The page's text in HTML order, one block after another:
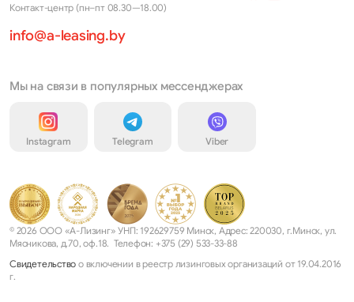
Контакт-центр (пн–пт 08.30—18.00)
info@a-leasing.by
Мы на связи в популярных мессенджерах
Instagram Telegram Viber
© 2026 ООО «А-Лизинг» УНП: 192629759 Минск, Адрес: 220030, г.Минск, ул.
Мясникова, д.70, оф.18. Телефон: +375 (29) 533-33-88
Свидетельство о включении в реестр лизинговых организаций от 19.04.2016
г.